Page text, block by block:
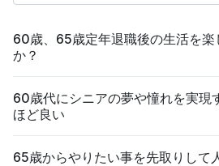
60歳、65歳定年退職後の生活を楽
か？
60歳代にシニアの夢や憧れを実現
ほど良い
65歳からやりたい事を先取りして